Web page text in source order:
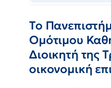
Το
Ομότιμου
Διοικητή της
οικονομική